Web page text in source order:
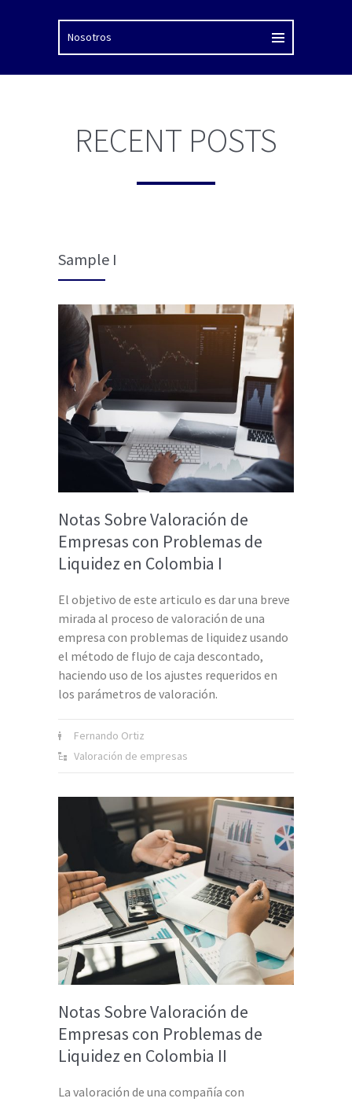
RECENT POSTS
Sample I
Notas Sobre Valoración de
Empresas con Problemas de
Liquidez en Colombia I
El objetivo de este articulo es dar una breve
mirada al proceso de valoración de una
empresa con problemas de liquidez usando
el método de flujo de caja descontado,
haciendo uso de los ajustes requeridos en
los parámetros de valoración.
Fernando Ortiz
Valoración de empresas
Notas Sobre Valoración de
Empresas con Problemas de
Liquidez en Colombia II
La valoración de una compañía con